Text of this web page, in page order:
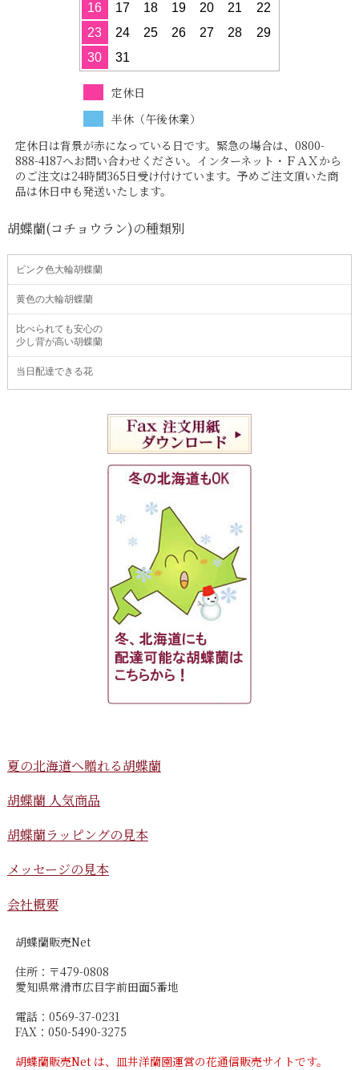
16 17 18 19 20 21
22
23
24 25 26 27 28
29
30
31
定休日
半休（午後休業）
定休日は背景が赤になっている日です。緊急の場合は、0800-
888-4187へお問い合わせください。インターネット・ＦＡＸから
のご注文は24時間365日受け付けています。予めご注文頂いた商
品は休日中も発送いたします。
胡蝶蘭(コチョウラン)の種類別
ピンク色大輪胡蝶蘭
黄色の大輪胡蝶蘭
比べられても安心の
少し背が高い胡蝶蘭
当日配達できる花
夏の北海道へ贈れる胡蝶蘭
胡蝶蘭 人気商品
胡蝶蘭ラッピングの見本
メッセージの見本
会社概要
胡蝶蘭販売Net
住所：〒479-0808
愛知県常滑市広目字前田面5番地
電話：0569-37-0231
FAX：050-5490-3275
胡蝶蘭販売Net は、皿井洋蘭園運営の花通信販売サイトです。